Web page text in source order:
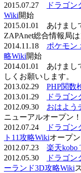
2015.07.27
ドラゴ
Wiki開始
2015.01.01 あけまし
ZAPAnet総合情報局
2014.11.18 ポケモン
略Wiki開始
2014.01.01 あけまし
しくお願いします。
2013.02.29 PHP関数
2013.01.29
ドラゴン
2012.09.30 おはよう
ニューアルオープン！
2012.07.24
ドラゴン
ト11攻略Wikiオープン
2012.07.23 楽天kobo
2012.05.30
ドラゴ
ーランド3D攻略Wiki